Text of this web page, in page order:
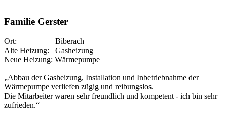
Familie Gerster
Ort: Biberach
Alte Heizung: Gasheizung
Neue Heizung: Wärmepumpe
„Abbau der Gasheizung, Installation und Inbetriebnahme der
Wärmepumpe verliefen zügig und reibungslos.
Die Mitarbeiter waren sehr freundlich und kompetent - ich bin sehr
zufrieden.“